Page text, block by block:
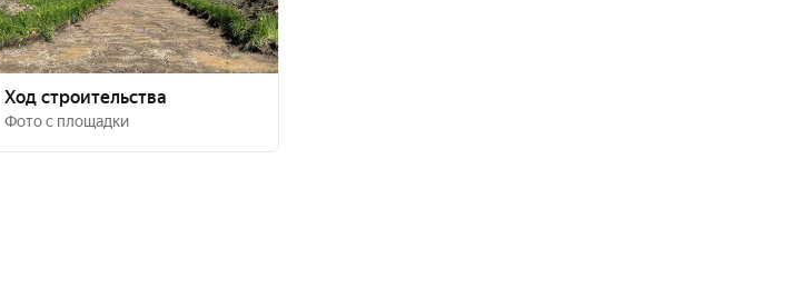
Ход строительства
Фото с площадки